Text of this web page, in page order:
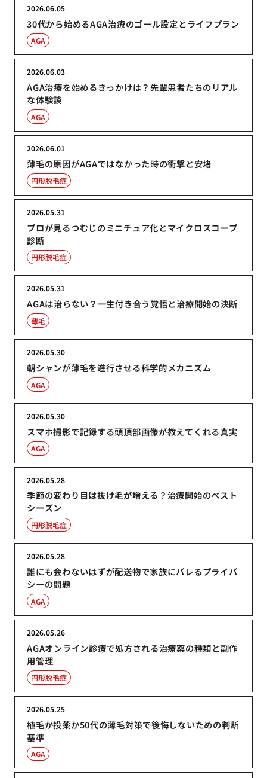
30代から始めるAGA治療のゴール設定とライフプラン
2026.06.05
AGA
AGA治療を始めるきっかけは？先輩患者たちのリアル
な体験談
2026.06.03
AGA
薄毛の原因がAGAではなかった時の衝撃と安堵
2026.06.01
円形脱毛症
プロが見るつむじのミニチュア化とマイクロスコープ
診断
2026.05.31
円形脱毛症
AGAは治らない？一生付き合う覚悟と治療開始の決断
2026.05.31
薄毛
朝シャンが薄毛を進行させる科学的メカニズム
2026.05.30
AGA
スマホ撮影で記録する頭頂部画像が教えてくれる真実
2026.05.30
AGA
季節の変わり目は抜け毛が増える？治療開始のベスト
シーズン
2026.05.28
円形脱毛症
誰にも会わないはずが配送物で家族にバレるプライバ
シーの問題
2026.05.28
AGA
AGAオンライン診療で処方される治療薬の種類と副作
用管理
2026.05.26
円形脱毛症
植毛か投薬か50代の薄毛対策で後悔しないための判断
基準
2026.05.25
AGA